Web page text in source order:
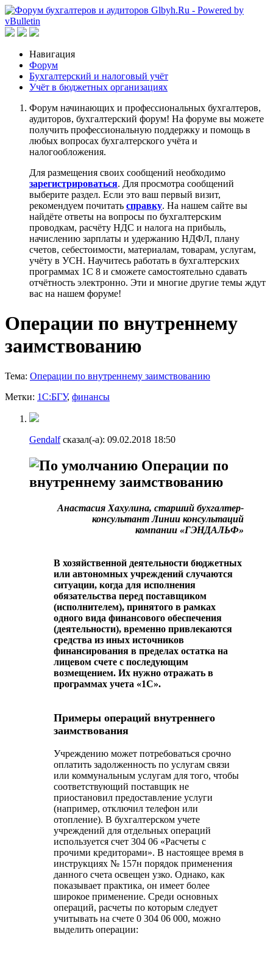
Навигация
Форум
Бухгалтерский и налоговый учёт
Учёт в бюджетных организациях
Форум начинающих и профессиональных бухгалтеров,
аудиторов, бухгалтерский форум! На форуме вы можете
получить профессиональную поддержку и помощь в
любых вопросах бухгалтерского учёта и
налогообложения.
Для размещения своих сообщений необходимо
зарегистрироваться. Для просмотра сообщений
выберите раздел. Если это ваш первый визит,
рекомендуем почитать справку. На нашем сайте вы
найдёте ответы на вопросы по бухгалтерским
проводкам, расчёту НДС и налога на прибыль,
начислению зарплаты и удержанию НДФЛ, плану
счетов, себестоимости, материалам, товарам, услугам,
учёту в УСН. Научитесь работать в бухгалтерских
программах 1С 8 и сможете самостоятельно сдавать
отчётность электронно. Эти и многие другие темы ждут
вас на нашем форуме!
Операции по внутреннему
заимствованию
Тема: Операции по внутреннему заимствованию
Метки: 1С:БГУ, финансы
Gendalfсказал(-а): 09.02.2018 18:50
Операции по
внутреннему заимствованию
Анастасия Хахулина, старший бухгалтер-
консультант Линии консультаций
компании «ГЭНДАЛЬФ»
В хозяйственной деятельности бюджетных
или автономных учреждений случаются
ситуации, когда для исполнения
обязательства перед поставщиком
(исполнителем), принятого в рамках
одного вида финансового обеспечения
(деятельности), временно привлекаются
средства из иных источников
финансирования в пределах остатка на
лицевом счете с последующим
возмещением. Их нужно отражать в
программах учета «1С».
Примеры операций внутреннего
заимствования
Учреждению может потребоваться срочно
оплатить задолженность по услугам связи
или коммунальным услугам для того, чтобы
соответствующий поставщик не
приостановил предоставление услуги
(например, отключил телефон или
отопление). В бухгалтерском учете
учреждений для отдельных операций
используется счет 304 06 «Расчеты с
прочими кредиторами». В настоящее время в
инструкциях № 157н порядок применения
данного счета освещен узко. Однако, как
показывает практика, он имеет более
широкое применение. Среди основных
операций, расчеты по которым следует
учитывать на счете 0 304 06 000, можно
выделить операции: